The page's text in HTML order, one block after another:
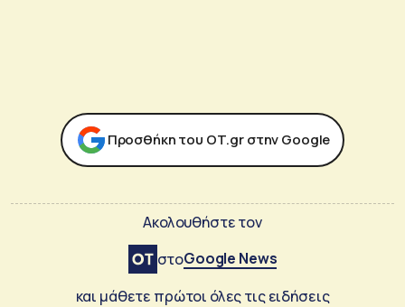
Προσθήκη του ΟΤ.gr στην Google
Ακολουθήστε τον
στοGoogle News
και μάθετε πρώτοι όλες τις ειδήσεις